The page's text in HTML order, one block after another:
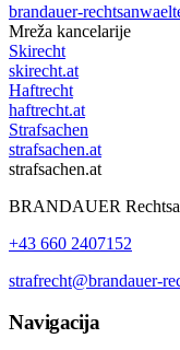
brandauer-
Mreža kancelarije
Skirecht
skirecht.at
Haftrecht
haftrecht.at
Strafsachen
strafsachen.at
strafsachen.at
BRANDAUER
+43 660 2407152
strafrecht@brandauer-
Navigacija